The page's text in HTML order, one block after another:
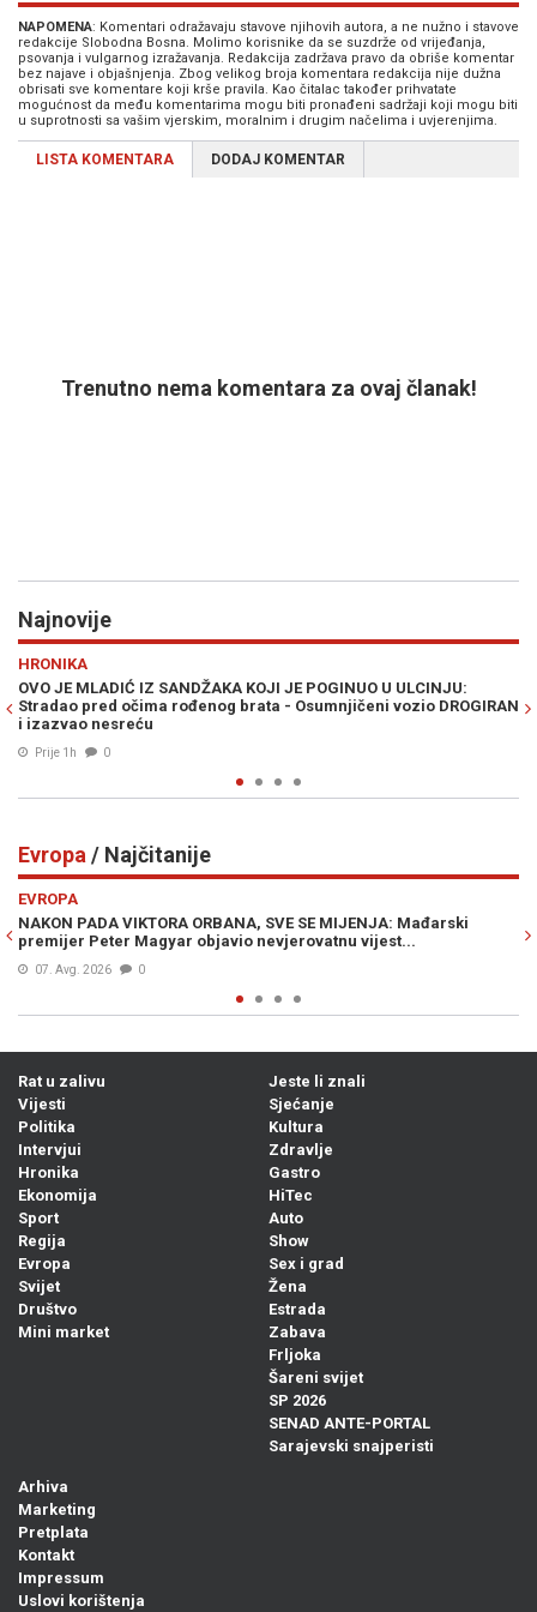
NAPOMENA: Komentari odražavaju stavove njihovih autora, a ne nužno i stavove
redakcije Slobodna Bosna. Molimo korisnike da se suzdrže od vrijeđanja,
psovanja i vulgarnog izražavanja. Redakcija zadržava pravo da obriše komentar
bez najave i objašnjenja. Zbog velikog broja komentara redakcija nije dužna
obrisati sve komentare koji krše pravila. Kao čitalac također prihvatate
mogućnost da među komentarima mogu biti pronađeni sadržaji koji mogu biti
u suprotnosti sa vašim vjerskim, moralnim i drugim načelima i uvjerenjima.
LISTA KOMENTARA DODAJ KOMENTAR
Trenutno nema komentara za ovaj članak!
Najnovije
ULCINJU:
DROGIRAN
PLANIRAN VELIKI KOPNENI NAPAD NA IRAN:
ulogu Pakistana i Avganistana - "Plan neprijatelja je
Evropa / Najčitanije
Mađarski
ČUDNI DETALJI UDESA SLOVENSKE PREDSJEDNICE:
u kombiju Nataše Pirc Musar?!
06. Avg. 2026
Rat u zalivu
Vijesti
Politika
Intervjui
Hronika
Ekonomija
Sport
Regija
Evropa
Svijet
Društvo
Mini market
Jeste li znali
Sjećanje
Kultura
Zdravlje
Gastro
HiTec
Auto
Show
Sex i grad
Žena
Estrada
Zabava
Frljoka
Šareni svijet
SP 2026
SENAD ANTE-PORTAL
Sarajevski snajperisti
Arhiva
Marketing
Pretplata
Kontakt
Impressum
Uslovi korištenja